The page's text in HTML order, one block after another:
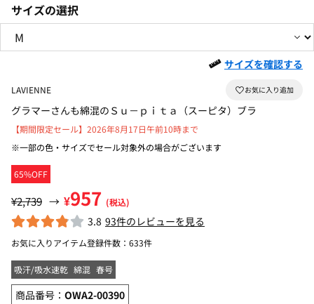
サイズの選択
サイズを確認する
LAVIENNE
グラマーさんも綿混のＳｕ－ｐｉｔａ（スーピタ）ブラ
65%OFF
【期間限定セール】2026年8月17日午前10時まで
※一部の色・サイズでセール対象外の場合がございます
¥2,739 → ¥957 (税込)
3.8 93件のレビューを見る
お気に入りアイテム登録件数： 633件
吸汗/吸水速乾 綿混 春号
商品番号： OWA2-00390